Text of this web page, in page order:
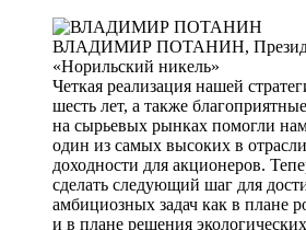
ВЛАДИМИР ПОТАНИН,
«Норильский никель»
Четкая реализация нашей
шесть лет, а также
на сырьевых рынках помогли
один из самых высоких в
доходности для акционеров.
сделать следующий шаг для
амбициозных задач как в плане
и в плане решения